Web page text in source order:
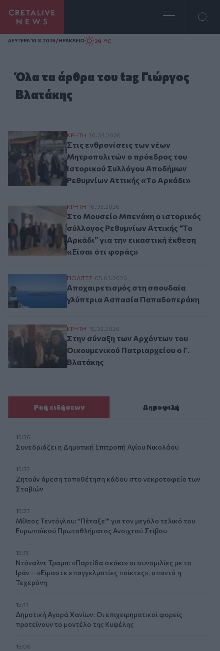
Homepage
ΔΕΥΤΕΡΑ 10.8.2026/ΗΡΑΚΛΕΙΟ 29 °C
Όλα τα άρθρα του tag Γιώργος
Βλατάκης
Στις ενθρονίσεις των νέων
ΚΡΗΤΗ 30.03.2026
Στις ενθρονίσεις των νέων
Μητροπολιτών ο πρόεδρος του
Ιστορικού Συλλόγου Αποδήμων
Ρεθυμνίων Αττικής «Το Αρκάδι»
Στο Μουσείο Μπενάκη ο ιστορικός
ΚΡΗΤΗ 16.03.2026
Στο Μουσείο Μπενάκη ο ιστορικός
σύλλογος Ρεθυμνίων Αττικής “Το
Αρκάδι” για την εικαστική έκθεση
«Είσαι ότι φοράς»
Αποχαιρετισμός στη σπουδαία
ΠΟΛΙΤΕΣ 05.03.2026
Αποχαιρετισμός στη σπουδαία
γλύπτρια Ασπασία Παπαδοπεράκη
Στην σύναξη των Αρχόντων του
ΚΡΗΤΗ 19.02.2026
Στην σύναξη των Αρχόντων του
Οικουμενικού Πατριαρχείου ο Γ.
Βλατάκης
Ροή ειδήσεων Δημοφιλή
15:36
Συνεδριάζει η Δημοτική Επιτροπή Αγίου Νικολάου
15:32
Ζητούν άμεση τοποθέτηση κάδου στο νεκροταφείο των
Σταβιών
15:23
Μίλτος Τεντόγλου: “Πέταξε'” για τον μεγάλο τελικό του
Ευρωπαϊκού Πρωταθλήματος Ανοιχτού Στίβου
15:15
Ντόναλντ Τραμπ: «Παρτίδα σκάκι» οι συνομιλίες με το
Ιράν – «Είμαστε επαγγελματίες παίκτες», απαντά η
Τεχεράνη
15:11
Δημοτική Αγορά Χανίων: Οι επιχειρηματικοί φορείς
προτείνουν το μοντέλο της Κυψέλης
15:06